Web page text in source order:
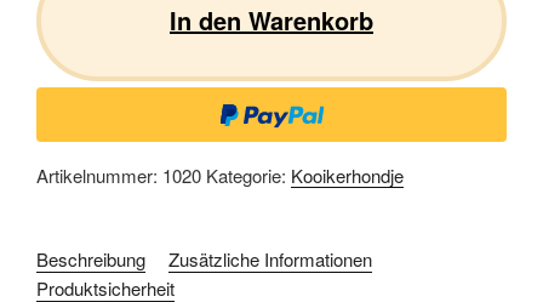
In den Warenkorb
Artikelnummer: 1020 Kategorie: Kooikerhondje
Beschreibung
Zusätzliche Informationen
Produktsicherheit